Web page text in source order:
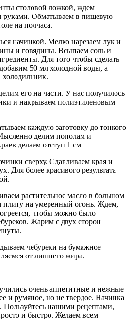
столовой ложкой, ждем
руками. Обматываем в пищевую
на полчаса.
начинкой. Мелко нарезаем лук и
и говядины. Всыпаем соль и
Для того чтобы сделать
50 мл холодной воды, а
холодильник.
его на части. У нас получилось
и накрываем полиэтиленовым
каждую заготовку до тонкого
делим пополам и
делаем отступ 1 см.
сверху. Сдавливаем края и
Для более красивого результата
растительное масло в большом
плиту на умеренный огонь. Ждем,
чтобы можно было
Жарим с двух сторон
чебуреки на бумажное
от лишнего жира.
очень аппетитные и нежные
и румяное, но не твердое. Начинка
нашими рецептами,
и быстро. Желаем всем